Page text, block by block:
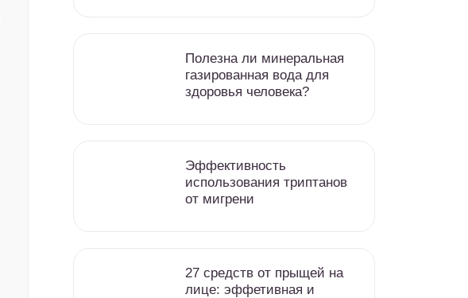
Полезна ли минеральная
газированная вода для
здоровья человека?
Эффективность
использования триптанов
от мигрени
27 средств от прыщей на
лице: эффетивная и